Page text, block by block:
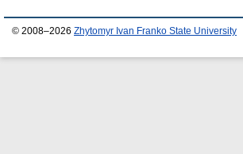
© 2008–2026 Zhytomyr Ivan Franko State University